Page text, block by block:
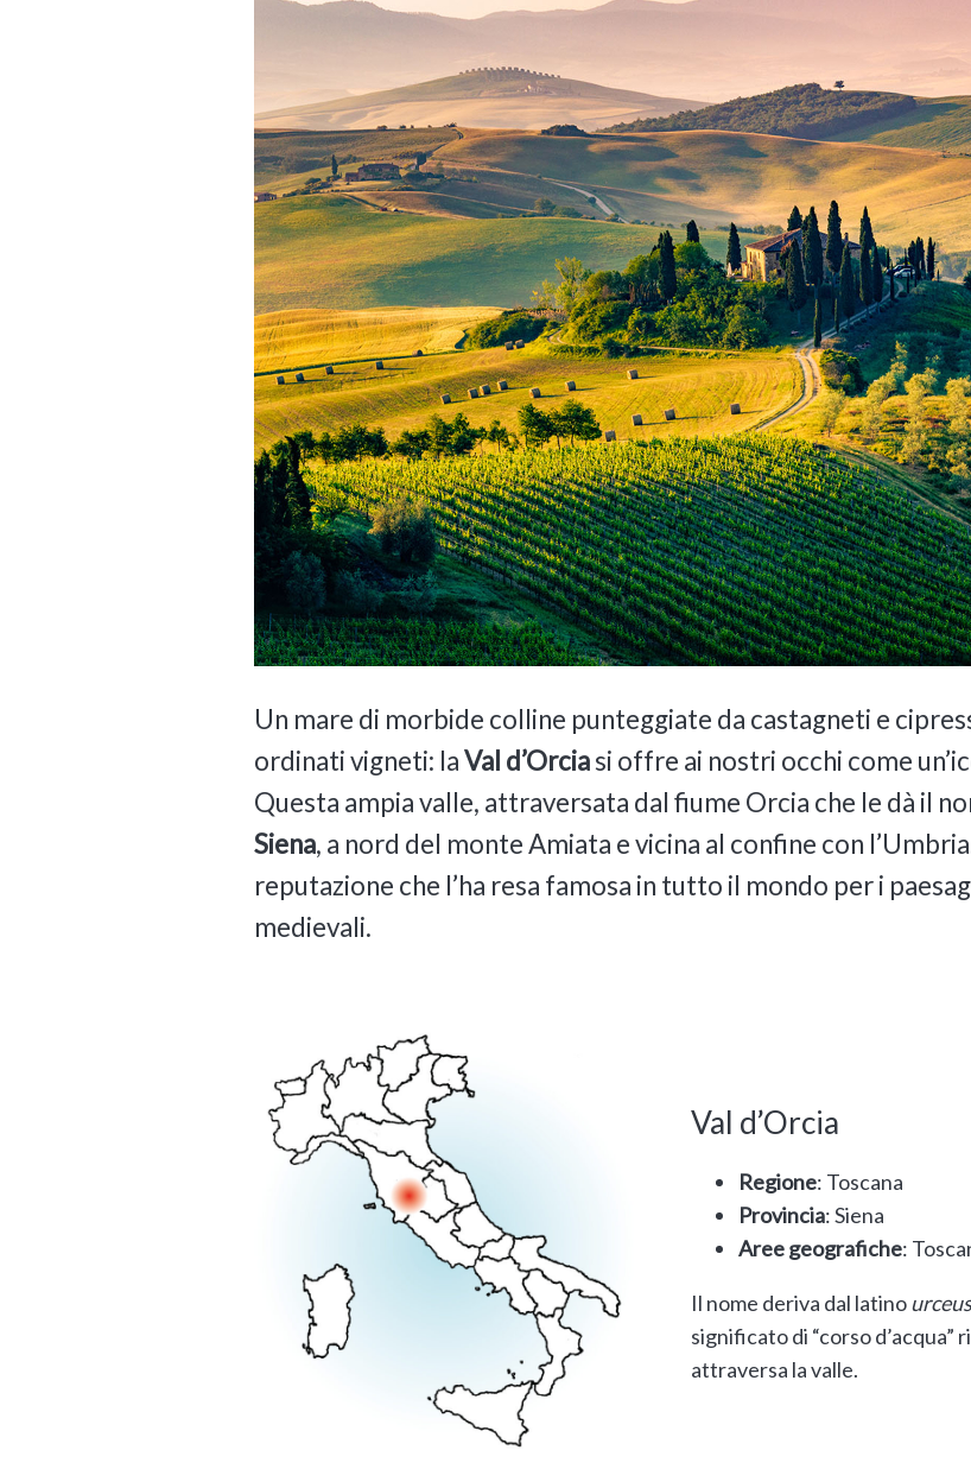
Un mare di morbide colline punteggiate da castagneti e
ordinati vigneti: laVal d’Orciasi offre ai nostri occhi come
Questa ampia valle, attraversata dal fiume Orcia che le dà il
Siena, a nord del monte Amiata e vicina al confine con
reputazione che l’ha resa famosa in tutto il mondo per i
medievali.
Val d’Orcia
Regione: Toscana
Provincia: Siena
Aree geografiche:
Il nome deriva dal latino
significato di “corso
attraversa la valle.